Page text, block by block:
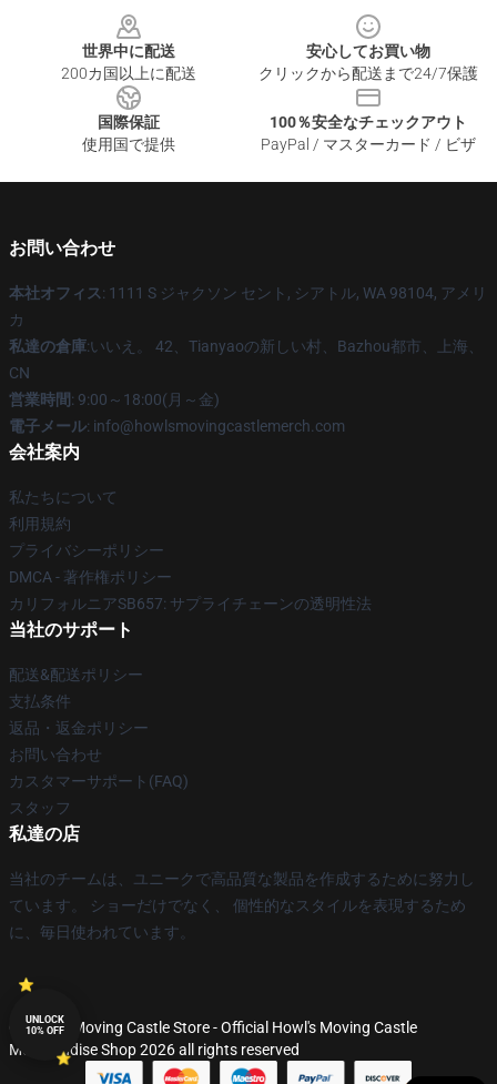
世界中に配送
200カ国以上に配送
安心してお買い物
クリックから配送まで24/7保護
国際保証
使用国で提供
100％安全なチェックアウト
PayPal / マスターカード / ビザ
お問い合わせ
本社オフィス: 1111 S ジャクソン セント, シアトル, WA 98104, アメリ
カ
私達の倉庫:いいえ。 42、Tianyaoの新しい村、Bazhou都市、上海、
CN
営業時間: 9:00～18:00(月～金)
電子メール: info@howlsmovingcastlemerch.com
会社案内
私たちについて
利用規約
プライバシーポリシー
DMCA - 著作権ポリシー
カリフォルニアSB657: サプライチェーンの透明性法
当社のサポート
配送&配送ポリシー
支払条件
返品・返金ポリシー
お問い合わせ
カスタマーサポート(FAQ)
スタッフ
私達の店
当社のチームは、ユニークで高品質な製品を作成するために努力し
ています。 ショーだけでなく、 個性的なスタイルを表現するため
に、毎日使われています。
© Howl's Moving Castle Store - Official Howl's Moving Castle
Merchandise Shop 2026 all rights reserved
UNLOCK
10% OFF